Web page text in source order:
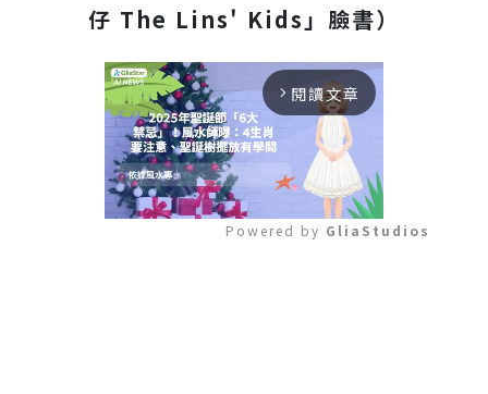
仔 The Lins' Kids」臉書）
arrow_forward_ios 閱讀文章
Powered by GliaStudios